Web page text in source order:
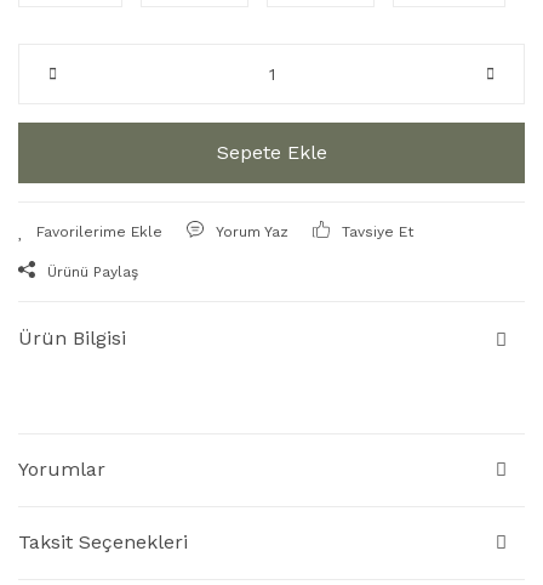
Sepete Ekle
Yorum Yaz Tavsiye Et
Ürünü Paylaş
Ürün Bilgisi
Yorumlar
Taksit Seçenekleri